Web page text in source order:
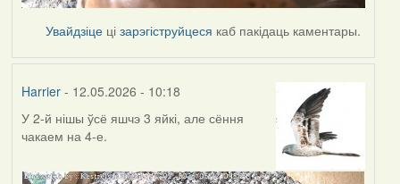
Увайдзіце цізарэгіструйцеся каб пакідаць каментары.
Harrier- 12.05.2026 - 10:18
У 2-й нішы ўсё яшчэ 3 яйкі, але сёння
чакаем на 4-е.